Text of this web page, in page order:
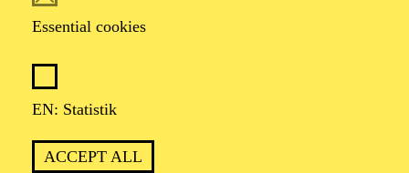
Essential cookies
EN: Statistik
ACCEPT ALL